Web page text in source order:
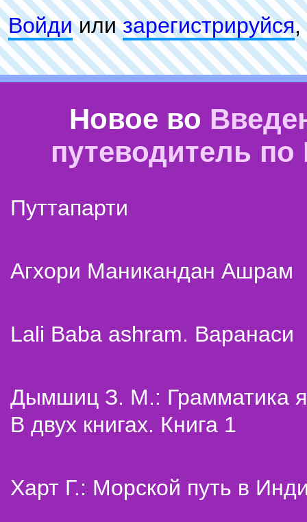
Войдиилизарeгиcтpируйся,
Новое во
путеводитель
Путтапарти
Агхори Маникандан Ашрам
Lali Baba ashram. Варанаси
Дымшиц З. М.: Грамматика
В двух книгах. Книга 1
Харт Г.: Морской путь в